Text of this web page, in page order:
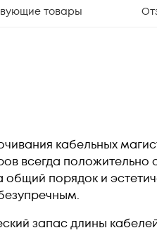
товары
кабельных
всегда положительно
порядок и
запас длины